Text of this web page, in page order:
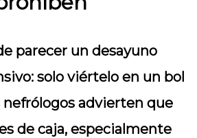
parecer un desayuno
solo viértelo en un bol
nefrólogos advierten que
de caja, especialmente